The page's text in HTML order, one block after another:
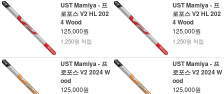
UST Mamiya - 프
로포스 V2 HL 202
4 Wood
125,000원
1,250원 적립
UST Mamiya - 프
로포스 V2 HL 202
4 Wood
125,000원
1,250원 적립
UST Mamiya - 프
로포스 V2 2024 W
ood
125,000원
UST Mamiya - 프
로포스 V2 2024 W
ood
125,000원